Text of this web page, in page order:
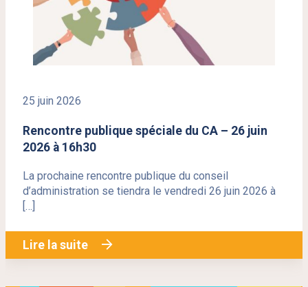
25 juin 2026
Rencontre publique spéciale du CA – 26 juin
2026 à 16h30
La prochaine rencontre publique du conseil
d’administration se tiendra le vendredi 26 juin 2026 à
[…]
Lire la suite